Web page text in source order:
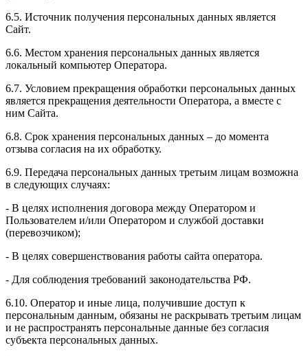
6.5. Источник получения персональных данных является
Сайт.
6.6. Местом хранения персональных данных является
локальный компьютер Оператора.
6.7. Условием прекращения обработки персональных данных
является прекращения деятельности Оператора, а вместе с
ним Сайта.
6.8. Срок хранения персональных данных – до момента
отзыва согласия на их обработку.
6.9. Передача персональных данных третьим лицам возможна
в следующих случаях:
- В целях исполнения договора между Оператором и
Пользователем и/или Оператором и службой доставки
(перевозчиком);
- В целях совершенствования работы сайта оператора.
- Для соблюдения требований законодательства РФ.
6.10. Оператор и иные лица, получившие доступ к
персональным данным, обязаны не раскрывать третьим лицам
и не распространять персональные данные без согласия
субъекта персональных данных.